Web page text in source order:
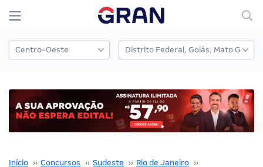
Início ›› Concursos ›› Sudeste ›› Rio de Janeiro ››